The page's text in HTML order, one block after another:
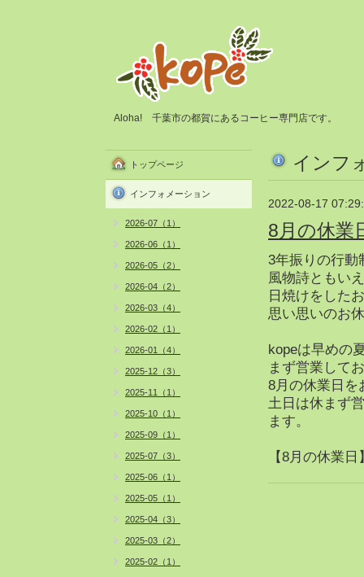
Aloha! 千葉市の都賀にあるコーヒー専門店です。
インフ
2022-08-17
8月の休業
3年振りの行動
風物詩ともい
日焼けをした
思い思いのお
kopeは早めの
まず営業して
8月の休業日を
土日は休まず
ます。
【8月の休業
トップページ
インフォメーション
2026-07（1）
2026-06（1）
2026-05（2）
2026-04（2）
2026-03（4）
2026-02（1）
2026-01（4）
2025-12（3）
2025-11（1）
2025-10（1）
2025-09（1）
2025-07（3）
2025-06（1）
2025-05（1）
2025-04（3）
2025-03（2）
2025-02（1）